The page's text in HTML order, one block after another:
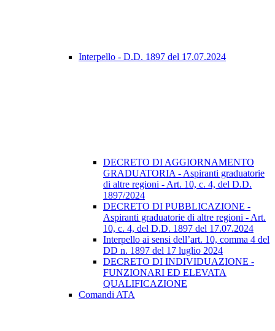
Interpello - D.D. 1897 del 17.07.2024
DECRETO DI AGGIORNAMENTO
GRADUATORIA - Aspiranti graduatorie
di altre regioni - Art. 10, c. 4, del D.D.
1897/2024
DECRETO DI PUBBLICAZIONE -
Aspiranti graduatorie di altre regioni - Art.
10, c. 4, del D.D. 1897 del 17.07.2024
Interpello ai sensi dell’art. 10, comma 4 del
DD n. 1897 del 17 luglio 2024
DECRETO DI INDIVIDUAZIONE -
FUNZIONARI ED ELEVATA
QUALIFICAZIONE
Comandi ATA